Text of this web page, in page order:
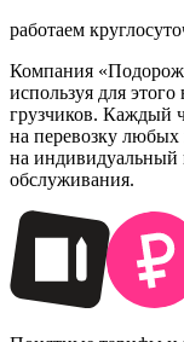
работаем
Компания
используя для
грузчиков. Каждый
на перевозку
на индивидуальный
обслуживания.